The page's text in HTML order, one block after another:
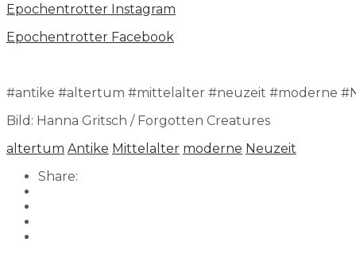
Epochentrotter Instagram
Epochentrotter Facebook
#antike #altertum #mittelalter #neuzeit #moderne
Bild: Hanna Gritsch / Forgotten Creatures
altertum Antike Mittelalter moderne Neuzeit
Share: